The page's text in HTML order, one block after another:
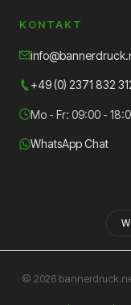
KONTAKT
+49 (0) 2371 832
Mo - Fr: 09:00 -
WhatsApp Chat
© 2026